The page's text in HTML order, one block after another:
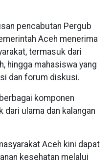
pencabutan Pergub
Aceh menerima
termasuk dari
hingga mahasiswa yang
dan forum diskusi.
komponen
ulama dan kalangan
Aceh kini dapat
kesehatan melalui